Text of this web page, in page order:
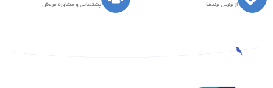
از برترین برندها پشتیبانی و مشاوره فروش